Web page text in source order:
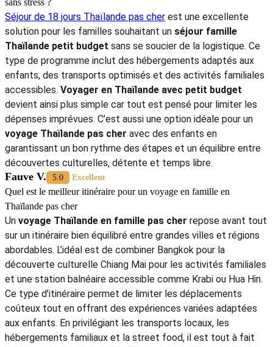
N’hésitez pas à contacter Autour‎ Asia,‎Agence de voyage
francophone Thaïlande
.
Réaliser un voyage Thaïlande en famille pas cher reste une
opportunité unique pour créer des souvenirs durables sans épuiser
ses économies personnelles. Les expériences vécues entre les
temples de Bangkok et les plages du sud prouvent que la qualité
prime sur le luxe. Unséjour famille Thaïlande petit budget
demande simplement de la curiosité et une planification rigoureuse
des dépenses quotidiennes. Les parents apprennent ainsi à
en Thaïlande avec petit budgettout en offrant le meilleur à leurs
proches. Choisir unvoyage Thaïlande pas cher avec des enfants
devient le point de départ d'une grande aventure humaine accessible
à tous les foyers motivés. Le sourire des petits face aux paysages
magnifiques confirme que cette destination demeure idéale pour les
vacances cette année.
En savoir plus :
-Où Visiter Au Nord Thaïlande En Famille ?
-Guide de voyage Thaïlande
-Voyage en Thaïlande en famille 15 jours
5/5 - (1001 Vote)
Benedict F. 5.0 Excellent
Quelle est la durée idéale pour un voyage en Thaïlande en famille à
petit budget ?